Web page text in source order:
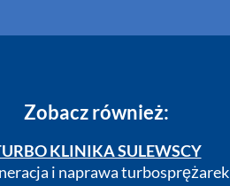
Zobacz również:
KLINIKA SULEWSCY
i naprawa turbosprężarek